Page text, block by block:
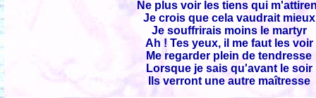
Ne plus voir les tiens qui
Je crois que cela vaudrait mieux
Je souffrirais moins le martyr
Ah ! Tes yeux, il me faut les voir
Me regarder plein de tendresse
Lorsque je sais qu'avant le soir
Ils verront une autre maîtresse